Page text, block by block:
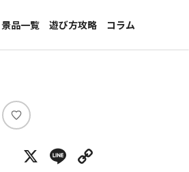
景品一覧
新着景品
メーカー一覧
遊び方攻略
コラム
インタビュー
い
ね
X Line